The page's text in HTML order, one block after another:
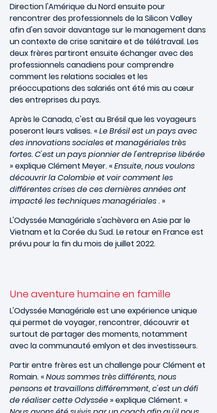
Direction l'Amérique du Nord ensuite pour
rencontrer des professionnels de la Silicon Valley
afin d'en savoir davantage sur le management dans
un contexte de crise sanitaire et de télétravail. Les
deux frères partiront ensuite échanger avec des
professionnels canadiens pour comprendre
comment les relations sociales et les
préoccupations des salariés ont été mis au cœur
des entreprises du pays.
Après le Canada, c'est au Brésil que les voyageurs
poseront leurs valises. «Le Brésil est un pays avec
des innovations sociales et managériales très
fortes. C'est un pays pionnier de l'entreprise libérée
» explique Clément Meyer. «Ensuite, nous voulons
découvrir la Colombie et voir comment les
différentes crises de ces dernières années ont
impacté les techniques managériales. »
L'Odyssée Managériale s'achèvera en Asie par le
Vietnam et la Corée du Sud. Le retour en France est
prévu pour la fin du mois de juillet 2022.
Une aventure humaine en famille
L'Odyssée Managériale est une expérience unique
qui permet de voyager, rencontrer, découvrir et
surtout de partager des moments, notamment
avec la communauté emlyon et des investisseurs.
Partir entre frères est un challenge pour Clément et
Romain. «Nous sommes très différents, nous
pensons et travaillons différemment, c'est un défi
de réaliser cette Odyssée » explique Clément. «